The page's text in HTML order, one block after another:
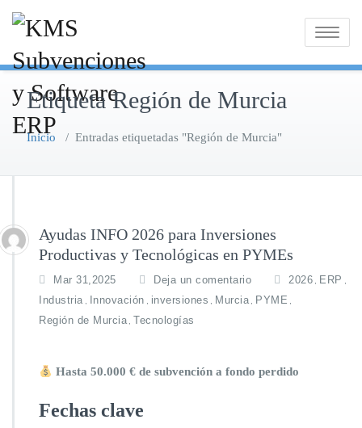
Alternar
Etiqueta Región de Murcia
Inicio / Entradas etiquetadas "Región de Murcia"
Ayudas INFO 2026 para Inversiones
Productivas y Tecnológicas en PYMEs
Mar 31,2025 Deja un comentario 2026 ERP
Industria Innovación inversiones Murcia PYME
Región de Murcia Tecnologías
Hasta 50.000 € de subvención a fondo perdido
Fechas clave